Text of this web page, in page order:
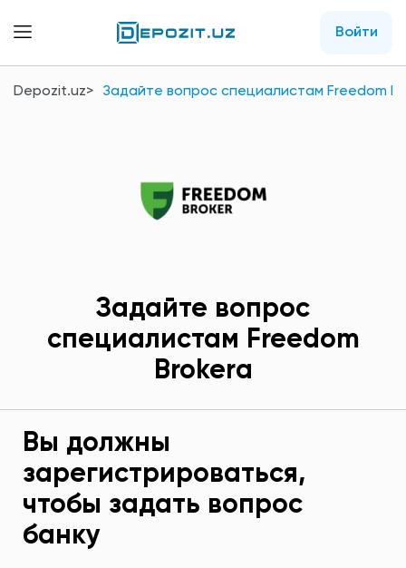
Войти
Depozit.uz Задайте вопрос специалистам Freedom
Задайте вопрос
специалистам Freedom
Brokerа
Вы должны
зарегистрироваться,
чтобы задать вопрос
банку